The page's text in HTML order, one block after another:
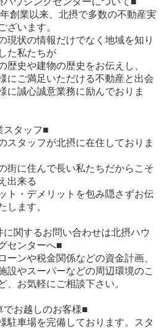
創業以来、北摂で多数の不動産実
ざいます。
現状の情報だけでなく地域を知り
た私たちが
歴史や建物の歴史をお伝えし、
にご満足いただける不動産と出会
に誠心誠意業務に励んでおりま
スタッフ■
スタッフが北摂に在住しておりま
街に住んで長い私たちだからこそ
出来る
ト・デメリットを包み隠さずお伝
します。
に関するお問い合わせは北摂ハウ
センターへ■
ーンや税金関係などの資金計画、
設やスーパーなどの周辺環境のこ
、お気軽にご相談下さい。
でお越しのお客様■
駐車場を完備しております。スタ